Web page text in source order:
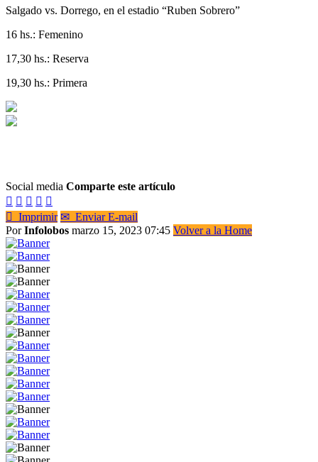
Salgado vs. Dorrego, en el estadio “Ruben Sobrero”
16 hs.: Femenino
17,30 hs.: Reserva
19,30 hs.: Primera
Social media Comparte este artículo
    
 Imprimir ✉ Enviar E-mail
PorInfolobos marzo 15, 2023 07:45 Volver a la Home